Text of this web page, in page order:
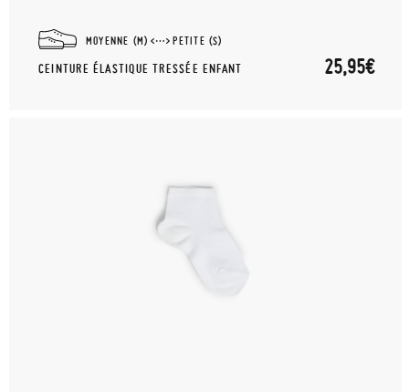
MOYENNE (M) PETITE (S)
CEINTURE ÉLASTIQUE TRESSÉE ENFANT 25,95€